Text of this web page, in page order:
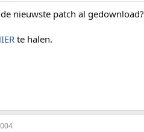
nieuwste patch al gedownload?
te halen.